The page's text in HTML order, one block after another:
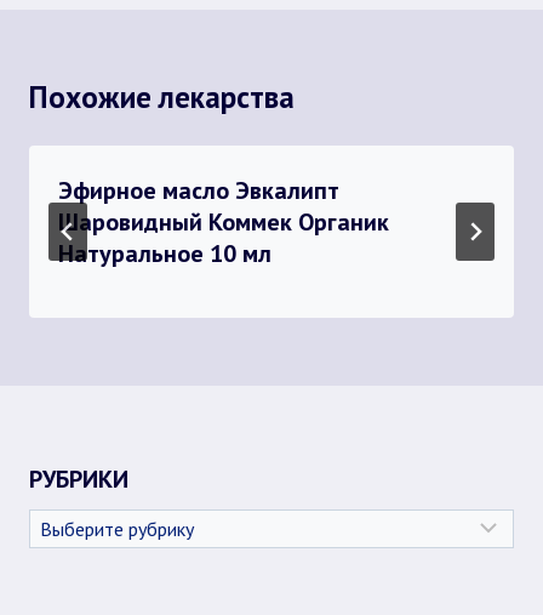
Похожие лекарства
Эфирное масло Эвкалипт
Шаровидный Коммек Органик
Натуральное 10 мл
РУБРИКИ
Рубрики